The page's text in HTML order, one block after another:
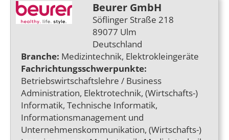
Beurer GmbH
Söflinger Straße 218
89077 Ulm
Deutschland
Branche: Medizintechnik, Elektrokleingeräte
Fachrichtungsschwerpunkte:
Betriebswirtschaftslehre / Business
Administration, Elektrotechnik, (Wirtschafts-)
Informatik, Technische Informatik,
Informationsmanagement und
Unternehmenskommunikation, (Wirtschafts-)